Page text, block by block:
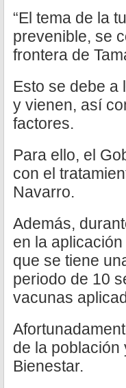
“El tema de la
prevenible, se
frontera de
Esto se debe a
y vienen, así
factores.
Para ello, el
con el
Navarro.
Además,
en la
que se tiene
periodo de 10
vacunas
de la población
Bienestar.